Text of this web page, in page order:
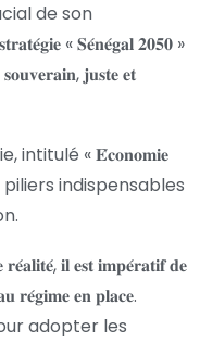
de son
« 𝐒𝐞́𝐧𝐞́𝐠𝐚𝐥 𝟐𝟎𝟓𝟎 »
𝐣𝐮𝐬𝐭𝐞 𝐞𝐭
intitulé « 𝐄́𝐜𝐨𝐧𝐨𝐦𝐢𝐞
piliers indispensables
𝐢𝐥 𝐞𝐬𝐭 𝐢𝐦𝐩𝐞́𝐫𝐚𝐭𝐢𝐟 𝐝𝐞
𝐫𝐞́𝐠𝐢𝐦𝐞 𝐞𝐧 𝐩𝐥𝐚𝐜𝐞.
adopter les